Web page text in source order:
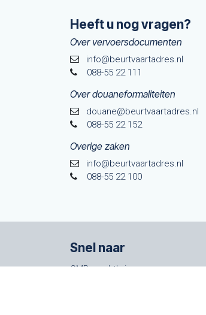
Heeft u nog vragen?
Over vervoersdocumenten
info@beurtvaartadres.nl
088-55 22 111
Over douaneformaliteiten
douane@beurtvaarta​dres.nl
088-55 22 152
Overige zaken
info@beurtvaartadres.nl
088-55 22 100
Snel naar
CMR vrachtbrieven